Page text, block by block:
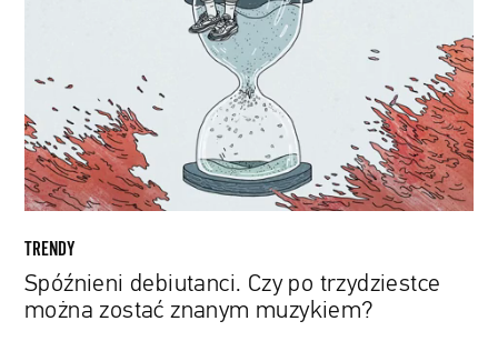
można
zostać
znanym
muzykiem?
TRENDY
Spóźnieni debiutanci. Czy po trzydziestce
można zostać znanym muzykiem?